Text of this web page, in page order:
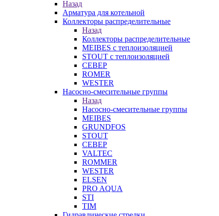
Назад
Арматура для котельной
Коллекторы распределительные
Назад
Коллекторы распределительные
MEIBES с теплоизоляцией
STOUT с теплоизоляцией
СЕВЕР
ROMER
WESTER
Насосно-смесительные группы
Назад
Насосно-смесительные группы
MEIBES
GRUNDFOS
STOUT
СЕВЕР
VALTEC
ROMMER
WESTER
ELSEN
PRO AQUA
STI
TIM